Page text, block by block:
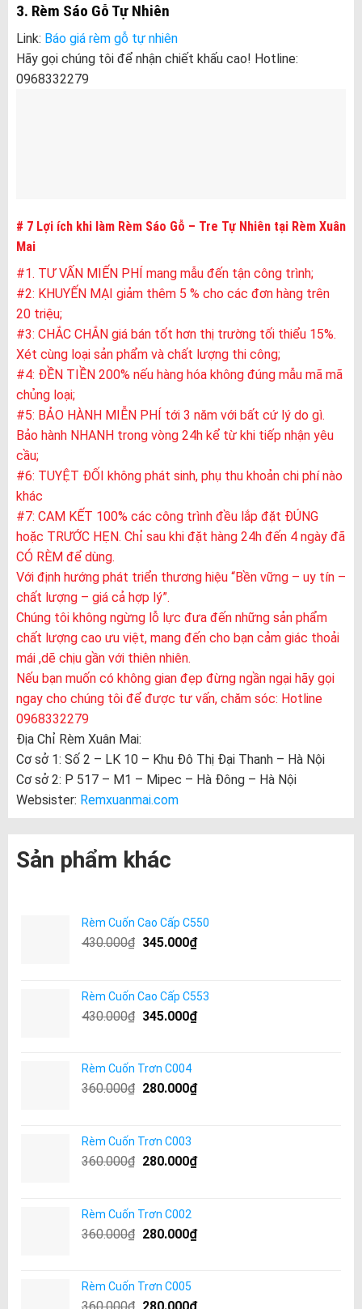
3. Rèm Sáo Gỗ Tự Nhiên
Link: Báo giá rèm gỗ tự nhiên
Hãy gọi chúng tôi để nhận chiết khấu cao! Hotline:
0968332279
# 7 Lợi ích khi làm Rèm Sáo Gỗ – Tre Tự Nhiên tại Rèm Xuân
Mai
#1. TƯ VẤN MIẾN PHÍ mang mẫu đến tận công trình;
#2: KHUYẾN MẠI giảm thêm 5 % cho các đơn hàng trên
20 triệu;
#3: CHẮC CHẮN giá bán tốt hơn thị trường tối thiểu 15%.
Xét cùng loại sản phẩm và chất lượng thi công;
#4: ĐỀN TIỀN 200% nếu hàng hóa không đúng mẫu mã mã
chủng loại;
#5: BẢO HÀNH MIỄN PHÍ tới 3 năm với bất cứ lý do gì.
Bảo hành NHANH trong vòng 24h kể từ khi tiếp nhận yêu
cầu;
#6: TUYỆT ĐỐI không phát sinh, phụ thu khoản chi phí nào
khác
#7: CAM KẾT 100% các công trình đều lắp đặt ĐÚNG
hoặc TRƯỚC HẸN. Chỉ sau khi đặt hàng 24h đến 4 ngày đã
CÓ RÈM để dùng.
Với định hướng phát triển thương hiệu “Bền vững – uy tín –
chất lượng – giá cả hợp lý”.
Chúng tôi không ngừng lỗ lực đưa đến những sản phẩm
chất lượng cao ưu việt, mang đến cho bạn cảm giác thoải
mái ,dẽ chịu gần với thiên nhiên.
Nếu bạn muốn có không gian đẹp đừng ngần ngại hãy gọi
ngay cho chúng tôi để được tư vấn, chăm sóc: Hotline
0968332279
Địa Chỉ Rèm Xuân Mai:
Cơ sở 1: Số 2 – LK 10 – Khu Đô Thị Đại Thanh – Hà Nội
Cơ sở 2: P 517 – M1 – Mipec – Hà Đông – Hà Nội
Websister: Remxuanmai.com
Sản phẩm khác
Rèm Cuốn Cao Cấp C550
430.000₫ 345.000₫
Rèm Cuốn Cao Cấp C553
430.000₫ 345.000₫
Rèm Cuốn Trơn C004
360.000₫ 280.000₫
Rèm Cuốn Trơn C003
360.000₫ 280.000₫
Rèm Cuốn Trơn C002
360.000₫ 280.000₫
Rèm Cuốn Trơn C005